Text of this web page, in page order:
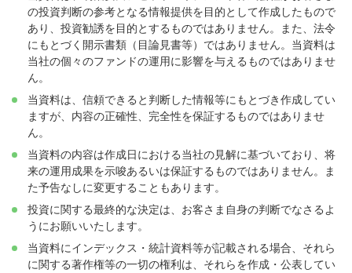
の投資判断の参考となる情報提供を目的として作成したもので
あり、投資勧誘を目的とするものではありません。また、法令
にもとづく開示書類（目論見書等）ではありません。当資料は
当社の個々のファンドの運用に影響を与えるものではありませ
ん。
当資料は、信頼できると判断した情報等にもとづき作成してい
ますが、内容の正確性、完全性を保証するものではありませ
ん。
当資料の内容は作成日における当社の見解に基づいており、将
来の運用成果を示唆あるいは保証するものではありません。ま
た予告なしに変更することもあります。
投資に関する最終的な決定は、お客さま自身の判断でなさるよ
うにお願いいたします。
当資料にインデックス・統計資料等が記載される場合、それら
に関する著作権等の一切の権利は、それらを作成・公表してい